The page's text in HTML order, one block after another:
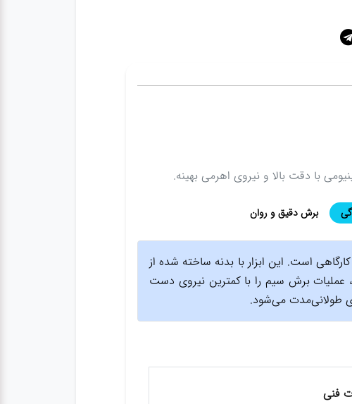
با دقت بالا و نیروی اهرمی بهینه.
برش دقیق و روان
است. این ابزار با بدنه ساخته شده از
عملیات برش سیم را با کمترین نیروی دست
طولانی‌مدت می‌شود.
فنی